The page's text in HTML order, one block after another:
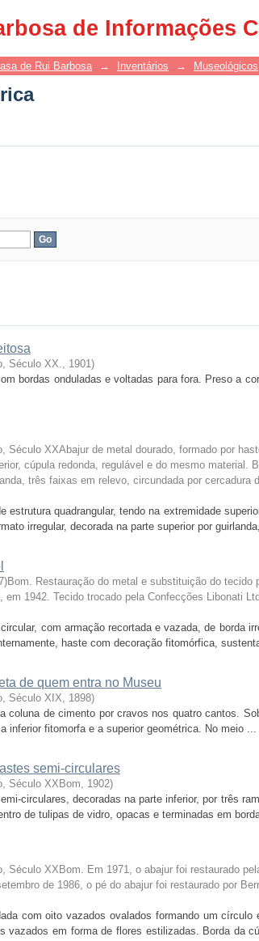
de Informações
de Rui Barbosa → Inventários → Museológicos
Século XX., 1901)
bordas onduladas e voltadas para fora. Preso a
Século XXAbajur de metal dourado, formado por
cúpula redonda, regulável e do mesmo material.
três faixas em relevo, circundada por cercadura
quadrangular, tendo na extremidade
irregular, decorada na parte superior por
Restauração do metal e substituição do tecido
1942. Tecido trocado pela Confecções Libonati
com armação recortada e vazada, de borda
haste com decoração fitomórfica,
de quem entra no Museu
Século XIX, 1898)
coluna de cimento por cravos nos quatro cantos.
inferior fitomorfa e a superior geométrica. No meio ...
semi-circulares
Século XXBom, 1902)
circulares, decoradas na parte inferior, por três
de tulipas de vidro, opacas e terminadas em
Século XXBom. Em 1971, o abajur foi restaurado
de 1986, o pé do abajur foi restaurado por
com oito vazados ovalados formando um círculo
vazados em forma de flores estilizadas. Borda da